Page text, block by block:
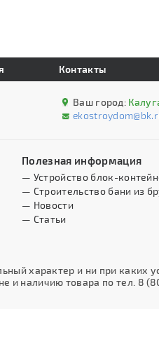
Контакты
Ваш город:
Полезная информация
— Устройство блок-
— Строительство бани из
— Новости
— Статьи
характер и ни при каких
и наличию товара по тел. 8